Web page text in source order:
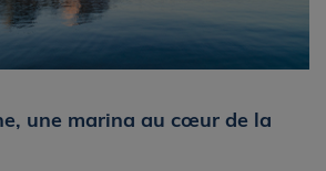
une marina au cœur de la